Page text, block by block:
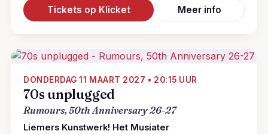
Tickets op Klicket Meer info
DONDERDAG 11 MAART 2027 • 20:15 UUR
70s unplugged
Rumours, 50th Anniversary 26-27
Liemers Kunstwerk! Het Musiater